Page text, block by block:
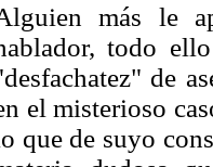
más le
todo
de
el misterioso
que de suyo